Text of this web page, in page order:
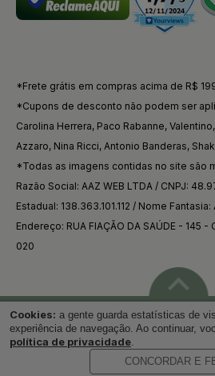
*Frete grátis em compras acima de R$
*Cupons de desconto não podem ser
Carolina Herrera, Paco Rabanne,
Azzaro, Nina Ricci, Antonio Banderas,
*Todas as imagens contidas no site são
Razão Social: AAZ WEB LTDA / CNPJ:
Estadual: 138.363.101.112 / Nome Fantasia:
Endereço: RUA FIAÇÃO DA SAÚDE - 145 -
020
Voltar ao
Desenvolvido por
Cookies: a gente guarda estatísticas de
experiência de navegação. Ao continuar,
política de privacidade.
CONCORDAR E